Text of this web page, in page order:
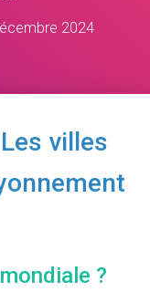
G
A
2024
villes
?